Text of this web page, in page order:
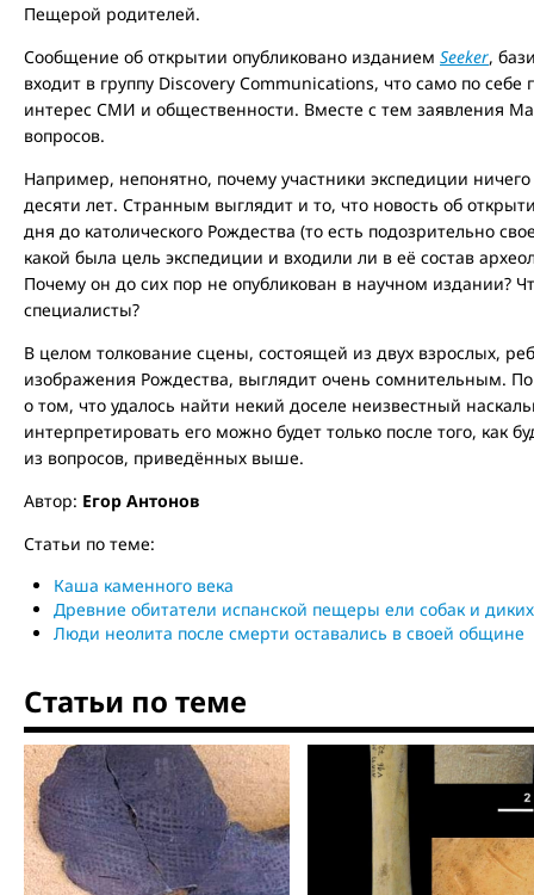
Пещерой родителей.
Сообщение об открытии опубликовано изданием Seeker,
входит в группу Discovery Communications, что само по
интерес СМИ и общественности. Вместе с тем заявления
вопросов.
Например, непонятно, почему участники экспедиции
десяти лет. Странным выглядит и то, что новость об
дня до католического Рождества (то есть подозрительно
какой была цель экспедиции и входили ли в её состав
Почему он до сих пор не опубликован в научном издании?
специалисты?
В целом толкование сцены, состоящей из двух взрослых,
изображения Рождества, выглядит очень сомнительным.
о том, что удалось найти некий доселе неизвестный
интерпретировать его можно будет только после того, как
из вопросов, приведённых выше.
Автор: Егор Антонов
Статьи по теме:
Каша каменного века
Древние обитатели испанской пещеры ели собак и
Люди неолита после смерти оставались в своей общине
Статьи по теме